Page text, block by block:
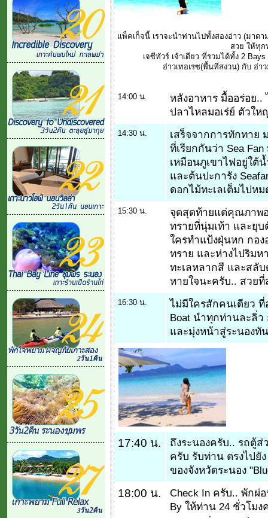
แพ็คเก็จนี้ เราจะนำท่านไปทั้งสองอ่าว (มาด
สวย ให้ทุก
เจซีทัวร์ เจ้าเดียว ที่รวมได้ทั้ง 2
อ่าวเทอเรซ(พื้นที่สงวน) กับ อ่
14:00 น.
หลังอาหาร มื้ออร่อย
ปลาไหลมอเร่ย์ ตัวใ
14:30 น.
เสร็จจากการทักทาย
ที่เรียกกันว่า Sea
เหมือนภูเขาไฟอยู่ใต้
และต้นปะการัง
ดอกไม้ทะเลเต็มไปห
15:30 น.
จุดสุดท้ายแต่คุณภาพ
ทรายที่นุ่มเท้า และยุ
ใครทำแป้งฝุ่นหก กอง
ทราย และห่างไปริมห
ทะเลหลากสี และสลั
หายใจนะครับ.. สวย
16:30 น.
ไม่มีใครสักคนเดียว ที่
Boat นำทุกท่านละลิ่ว
และมุ่งหน้าสู่ระนองทั
17:40 น.
ถึงระนองครับ.. รถตู้
ครับ รับท่าน ตรงไปยั
ของจังหวัดระนอง
18:00 น.
Check In ครับ.. พักผ่
By ให้ท่าน 24 ชั่วโม